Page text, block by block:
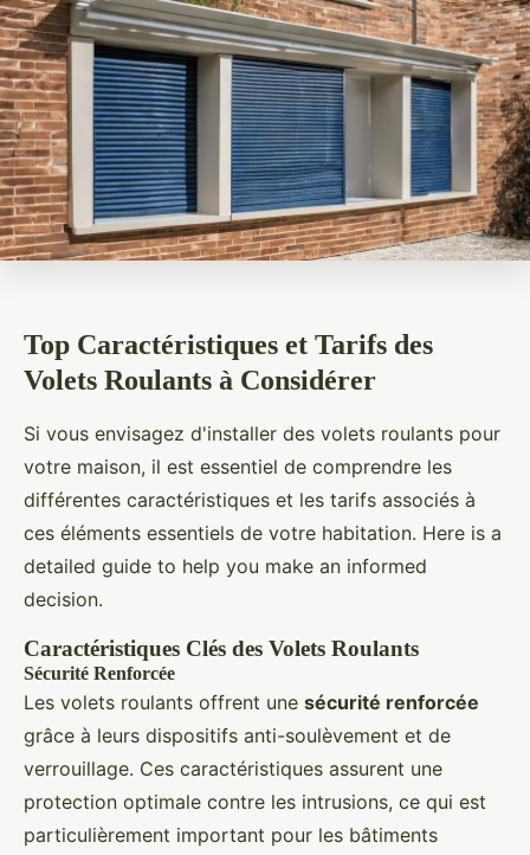
Top Caractéristiques et Tarifs des
Volets Roulants à Considérer
Si vous envisagez d'installer des volets roulants pour
votre maison, il est essentiel de comprendre les
différentes caractéristiques et les tarifs associés à
ces éléments essentiels de votre habitation. Here is a
detailed guide to help you make an informed
decision.
Caractéristiques Clés des Volets Roulants
Sécurité Renforcée
Les volets roulants offrent une sécurité renforcée
grâce à leurs dispositifs anti-soulèvement et de
verrouillage. Ces caractéristiques assurent une
protection optimale contre les intrusions, ce qui est
particulièrement important pour les bâtiments